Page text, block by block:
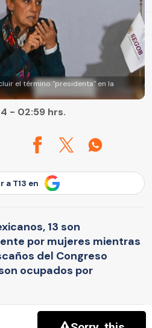
el término "presidenta" en la
- 02:59 hrs.
a T13 en
13 son
por mujeres mientras
del Congreso
ocupados por